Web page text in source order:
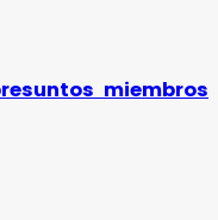
miembros